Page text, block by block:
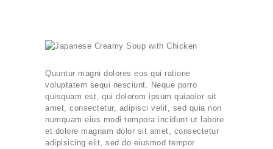
Quuntur magni dolores eos qui ratione
voluptatem sequi nesciunt. Neque porro
quisquam est, qui dolorem ipsum quiaolor sit
amet, consectetur, adipisci velit, sed quia non
numquam eius modi tempora incidunt ut labore
et dolore magnam dolor sit amet, consectetur
adipisicing elit, sed do eiusmod tempor